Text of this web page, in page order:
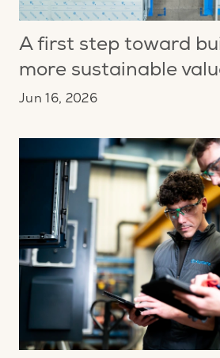
A first step toward
more sustainable
Jun 16, 2026